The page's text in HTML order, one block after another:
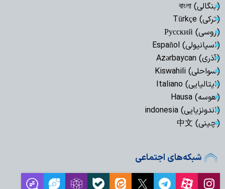
(بنگالی) বাংলা
(ترکی) Türkçe
(روسی) Русский
(اسپانیولی) Español
(آذری) Azərbaycan
(سواحلی) Kiswahili
(ایتالیایی) Italiano
(هوسه) Hausa
(اندونزیایی) indonesia
(چینی) 中文
شبکه‌های اجتماعی